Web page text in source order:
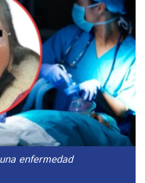
enfermedad